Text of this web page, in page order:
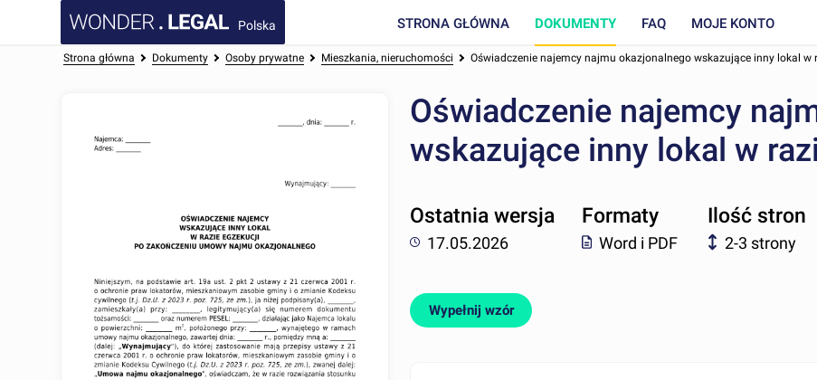
Polska STRONA GŁÓWNA DOKUMENTY FAQ MOJE KONTO
Strona główna Dokumenty Osoby prywatne Mieszkania, nieruchomości Oświadczenie najemcy najmu okazjonalnego wskazujące inny lokal w
Oświadczenie najemcy
wskazujące inny lokal w
Ostatnia wersja
17.05.2026
Formaty
Word i PDF
Ilość stron
2-3 strony
Wypełnij wzór